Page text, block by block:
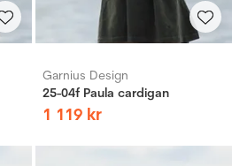
Garnius Design
25-04f Paula cardigan
1 119 kr